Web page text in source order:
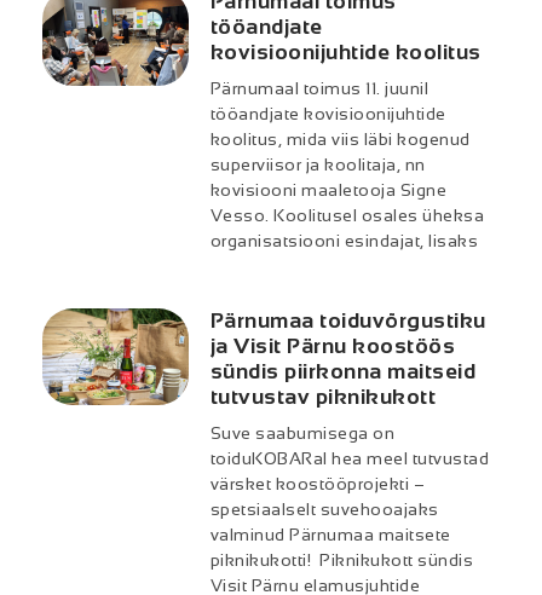
tööandjate
kovisioonijuhtide koolitus
Pärnumaal toimus 11. juunil
tööandjate kovisioonijuhtide
koolitus, mida viis läbi kogenud
superviisor ja koolitaja, nn
kovisiooni maaletooja Signe
Vesso. Koolitusel osales üheksa
organisatsiooni esindajat, lisaks
Pärnumaa toiduvõrgustiku
ja Visit Pärnu koostöös
sündis piirkonna maitseid
tutvustav piknikukott
Suve saabumisega on
toiduKOBARal hea meel tutvustad
värsket koostööprojekti –
spetsiaalselt suvehooajaks
valminud Pärnumaa maitsete
piknikukotti! Piknikukott sündis
Visit Pärnu elamusjuhtide